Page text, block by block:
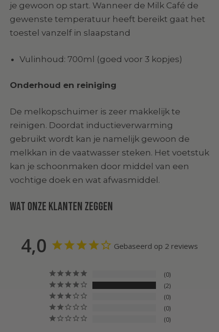
je gewoon op start. Wanneer de Milk Café de
gewenste temperatuur heeft bereikt gaat het
toestel vanzelf in slaapstand
Vulinhoud: 700ml (goed voor 3 kopjes)
Onderhoud en reiniging
De melkopschuimer is zeer makkelijk te
reinigen. Doordat inductieverwarming
gebruikt wordt kan je namelijk gewoon de
melkkan in de vaatwasser steken. Het voetstuk
kan je schoonmaken door middel van een
vochtige doek en wat afwasmiddel.
Wat onze klanten zeggen
4,0 Gebaseerd op 2 reviews
0
2
0
0
0